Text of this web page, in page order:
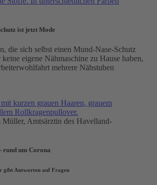
ist jetzt Mode
die sich selbst einen Mund-Nase-Schutz
keine eigene Nähmaschine zu Hause haben,
mehrere Nähstuben
Müller, Amtsärztin des Havelland-
rund um Corona
gibt Antworten auf Fragen